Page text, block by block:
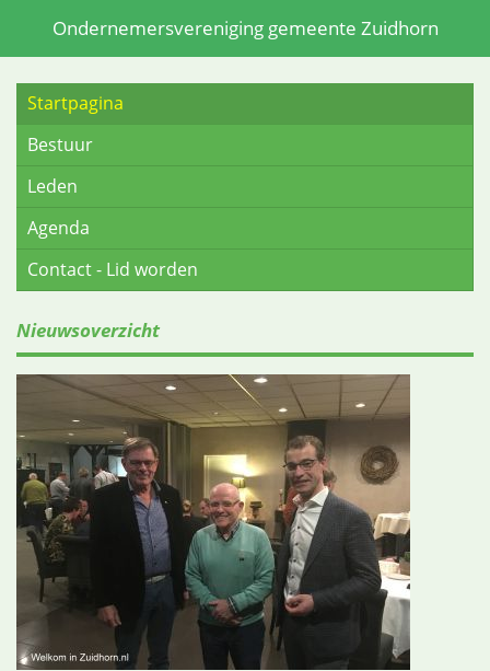
Ondernemersvereniging gemeente Zuidhorn
Startpagina
Bestuur
Leden
Agenda
Contact - Lid worden
Nieuwsoverzicht